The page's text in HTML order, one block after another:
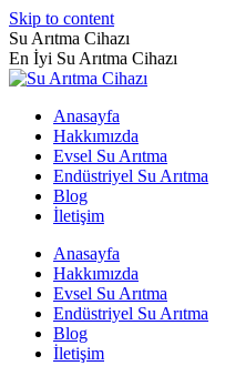
Skip to content
Su Arıtma Cihazı
En İyi Su Arıtma Cihazı
Anasayfa
Hakkımızda
Evsel Su Arıtma
Endüstriyel Su Arıtma
Blog
İletişim
Anasayfa
Hakkımızda
Evsel Su Arıtma
Endüstriyel Su Arıtma
Blog
İletişim